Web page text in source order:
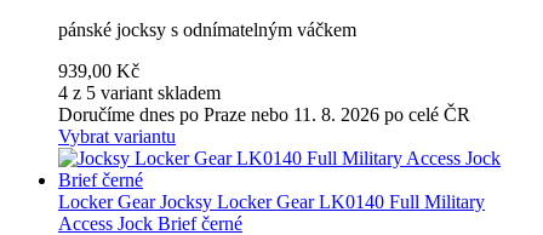
pánské jocksy s odnímatelným váčkem
939,00 Kč
4 z 5 variant skladem
Doručíme dnes po Praze nebo 11. 8. 2026 po celé ČR
Vybrat variantu
Locker Gear Jocksy Locker Gear LK0140 Full Military
Access Jock Brief černé